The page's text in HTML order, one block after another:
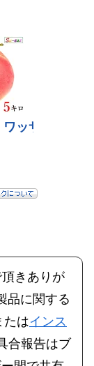
きありが
品に関する
たはインス
合報告はブ